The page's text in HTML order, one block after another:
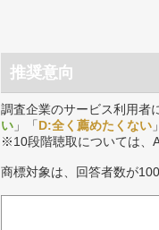
推奨意向
調査企業のサービス利用者
い 」「D:全く薦めたくない
※10段階聴取については、
商標対象は、回答者数が